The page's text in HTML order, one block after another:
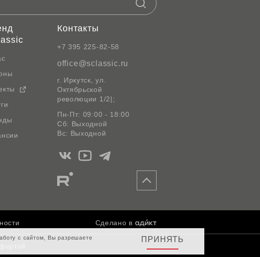
Контакты
+7 395 225-82-58
office@sclassic.ru
г. Иркутск, ул.
Октябрьской
революции 1/2|;
Пн-Пт: 09:00 - 18:00
Сб: Выходной
Вс: Выходной
Мы
Вконтакте
Мы
Мы
Мы
Сделано в
с сайтом, Вы разрешаете
ПРИНЯТЬ